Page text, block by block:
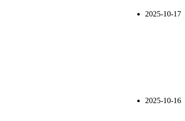
2025-10-17
2025-10-16